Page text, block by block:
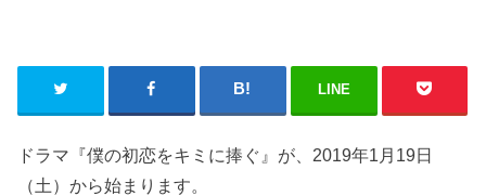
LINE
ドラマ『僕の初恋をキミに捧ぐ』が、2019年1月19日
（土）から始まります。